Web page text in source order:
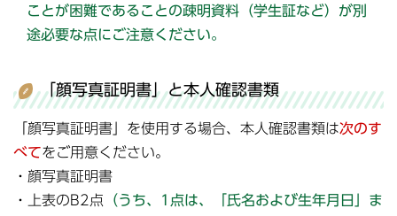
ことが困難であることの疎明資料（学生証など）が別
途必要な点にご注意ください。
「顔写真証明書」と本人確認書類
「顔写真証明書」を使用する場合、本人確認書類は次のす
べてをご用意ください。
・顔写真証明書
・上表のB2点 （うち、1点は、「氏名および生年月日」ま